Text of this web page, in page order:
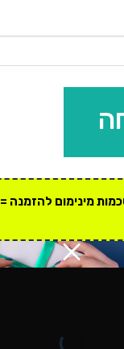
מינימום להזמנה = 2000 ₪